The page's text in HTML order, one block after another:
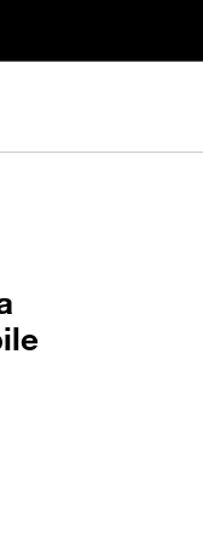
de votre mobile